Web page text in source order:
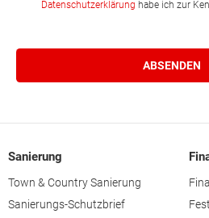
Datenschutzerklärung habe ich zur
Sanierung
Town & Country Sanierung
Sanierungs-Schutzbrief